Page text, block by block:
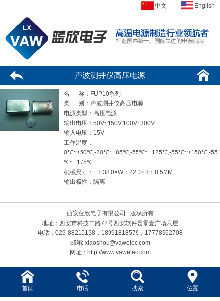
中文 English
声波测井仪高压电源
名 称：FUP10系列
类 别：声波测井仪高压电源
电源类型： 高压电源
输出电压： 50V~150V,100V~300V
输入电压： 15V
工作温度：
0℃~+50℃,-20℃~+85℃,-55℃~+125℃,-55℃~+150℃,-55
℃~+175℃
机械尺寸： L：38.0×W：22.0×H：8.5MM
输出极性： 隔离
西安蓝欣电子有限公司 | 版权所有
地址：西安市科技二路72号西安软件园零壹广场六层
电话：029-88210158，18991818579，17778962708
邮箱: xiaoshou@vawelec.com
网址：http://www.vawelec.com
首页 电话 搜索 位置